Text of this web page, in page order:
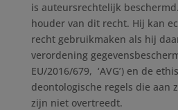
is auteursrechtelijk
houder van dit recht. Hij kan
recht gebruikmaken als hij
verordening
EU/2016/679, ‘AVG’) en de
deontologische regels die aan
zijn niet overtreedt.